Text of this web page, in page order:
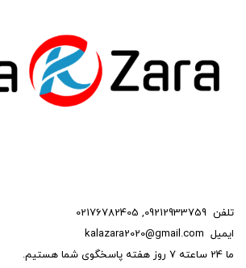
تلفن 09212933759
,
02176782405
ایمیل kalazara2020@gmail.com
ما 24 ساعته 7 روز هفته پاسخگوی شما هستیم.